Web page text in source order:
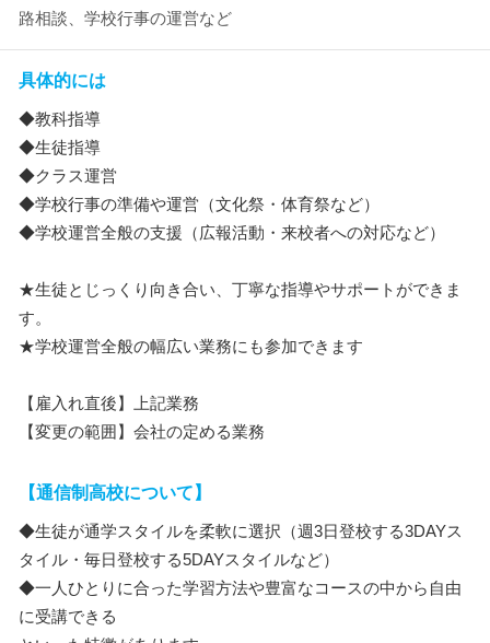
路相談、学校行事の運営など
具体的には
◆教科指導
◆生徒指導
◆クラス運営
◆学校行事の準備や運営（文化祭・体育祭など）
◆学校運営全般の支援（広報活動・来校者への対応など）
★生徒とじっくり向き合い、丁寧な指導やサポートができま
す。
★学校運営全般の幅広い業務にも参加できます
【雇入れ直後】上記業務
【変更の範囲】会社の定める業務
【通信制高校について】
◆生徒が通学スタイルを柔軟に選択（週3日登校する3DAYス
タイル・毎日登校する5DAYスタイルなど）
◆一人ひとりに合った学習方法や豊富なコースの中から自由
に受講できる